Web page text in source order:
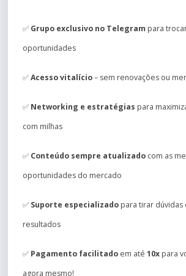
✅ Grupo exclusivo no Telegram para
oportunidades
✅Acesso vitalício– sem renovações ou
✅ Networking e estratégias para
com milhas
✅ Conteúdo sempre atualizado com as
oportunidades do mercado
✅ Suporte especializado para tirar dúvidas
resultados
✅ Pagamento facilitado em até 10x para
agora mesmo!